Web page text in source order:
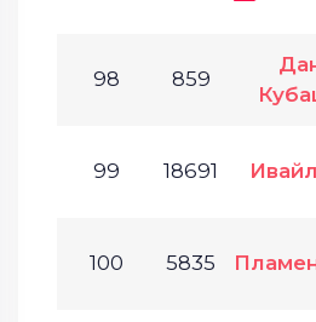
98 859
99 18691
100 5835